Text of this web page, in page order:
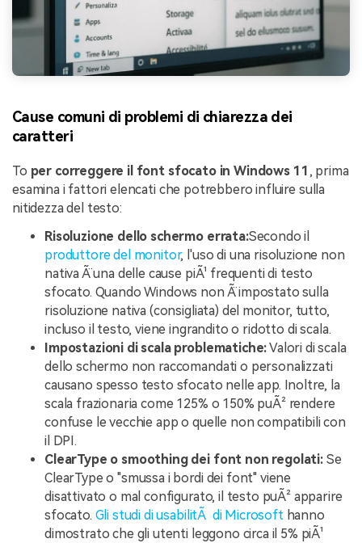
Cause comuni di problemi di chiarezza dei
caratteri
To per correggere il font sfocato in Windows 11 , prima
esamina i fattori elencati che potrebbero influire sulla
nitidezza del testo:
Risoluzione dello schermo errata:Secondo il
produttore del monitor, l'uso di una risoluzione non
nativa Ã¨ una delle cause piÃ¹ frequenti di testo
sfocato. Quando Windows non Ã¨ impostato sulla
risoluzione nativa (consigliata) del monitor, tutto,
incluso il testo, viene ingrandito o ridotto di scala.
Impostazioni di scala problematiche:Valori di scala
dello schermo non raccomandati o personalizzati
causano spesso testo sfocato nelle app. Inoltre, la
scala frazionaria come 125% o 150% puÃ² rendere
confuse le vecchie app o quelle non compatibili con
il DPI.
ClearType o smoothing dei font non regolati:Se
ClearType o "smussa i bordi dei font" viene
disattivato o mal configurato, il testo puÃ² apparire
sfocato. Gli studi di usabilitÃ di Microsofthanno
dimostrato che gli utenti leggono circa il 5% piÃ¹